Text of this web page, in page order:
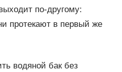
по-другому:
протекают в первый же
водяной бак без